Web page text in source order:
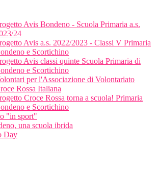
Avis Bondeno - Scuola Primaria a.s.
24
Avis a.s. 2022/2023 - Classi V Primaria
e Scortichino
Avis classi quinte Scuola Primaria di
e Scortichino
per l'Associazione di Volontariato
Rossa Italiana
Croce Rossa torna a scuola! Primaria
e Scortichino
"in sport"
una scuola ibrida
Day